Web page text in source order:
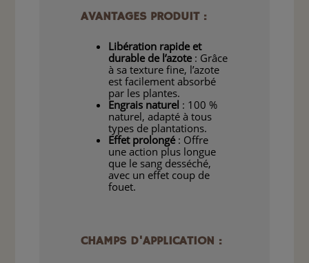
AVANTAGES PRODUIT :
Libération rapide et
durable de l’azote: Grâce
à sa texture fine, l’azote
est facilement absorbé
par les plantes.
Engrais naturel : 100 %
naturel, adapté à tous
types de plantations.
Effet prolongé: Offre
une action plus longue
que le sang desséché,
avec un effet coup de
fouet.
CHAMPS D'APPLICATION :